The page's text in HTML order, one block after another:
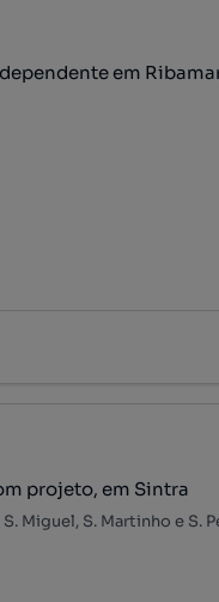
em
projeto, em Sintra